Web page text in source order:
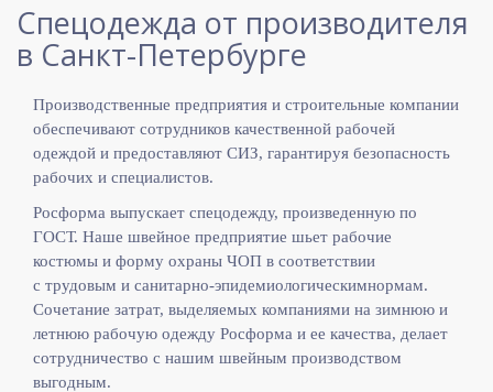
Спецодежда от производителя
в Санкт-Петербурге
Производственные предприятия и строительные компании
обеспечивают сотрудников качественной рабочей
одеждой и предоставляют СИЗ, гарантируя безопасность
рабочих и специалистов.
Росформа выпускает спецодежду, произведенную по
ГОСТ. Наше швейное предприятие шьет рабочие
костюмы и форму охраны ЧОП в соответствии
с трудовым и санитарно-эпидемиологическимнормам.
Сочетание затрат, выделяемых компаниями на зимнюю и
летнюю рабочую одежду Росформа и ее качества, делает
сотрудничество с нашим швейным производством
выгодным.